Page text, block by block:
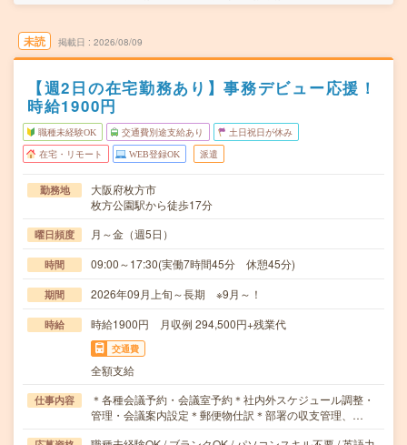
未読 掲載日 2026/08/09
【週2日の在宅勤務あり】事務デビュー応援！
時給1900円
職種未経験OK 交通費別途支給あり 土日祝日が休み
在宅・リモート WEB登録OK 派遣
勤務地
大阪府枚方市
枚方公園駅から徒歩17分
曜日頻度 月～金（週5日）
時間 09:00～17:30(実働7時間45分 休憩45分)
期間 2026年09月上旬～長期 ※9月～！
時給 時給1900円 月収例 294,500円+残業代
交通費
全額支給
仕事内容
＊各種会議予約・会議室予約＊社内外スケジュール調整・
管理・会議案内設定＊郵便物仕訳＊部署の収支管理、…